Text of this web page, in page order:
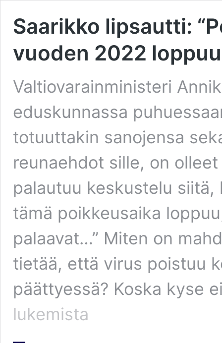
Saarikko lipsautti:
vuoden 2022
Valtiovarainministeri
eduskunnassa
totuuttakin sanojensa
reunaehdot sille, on
palautuu keskustelu
tämä poikkeusaika
palaavat…” Miten on
tietää, että virus poistuu
päättyessä? Koska kyse
lukemista